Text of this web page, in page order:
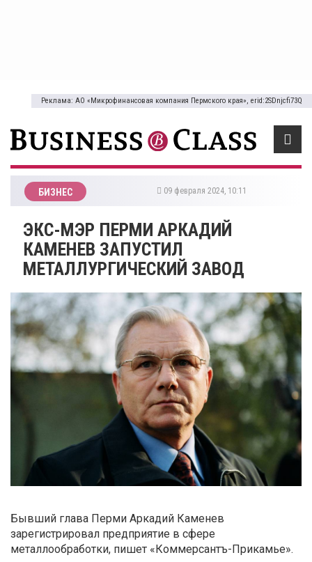
Реклама: АО «Микрофинансовая компания Пермского края», erid:2SDnjcfi73Q
БИЗНЕС 09 февраля 2024, 10:11
​ЭКС-МЭР ПЕРМИ АРКАДИЙ
КАМЕНЕВ ЗАПУСТИЛ
МЕТАЛЛУРГИЧЕСКИЙ ЗАВОД
Бывший глава Перми Аркадий Каменев
зарегистрировал предприятие в сфере
металлообработки, пишет «Коммерсантъ-Прикамье».